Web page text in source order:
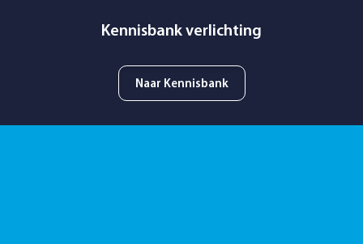
Kennisbank verlichting
Naar Kennisbank